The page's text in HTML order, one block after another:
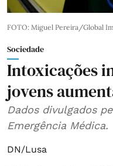
FOTO: Miguel Pereira/Global
Sociedade
Intoxicações
jovens
Dados divulgados
Emergência Médica.
DN/Lusa